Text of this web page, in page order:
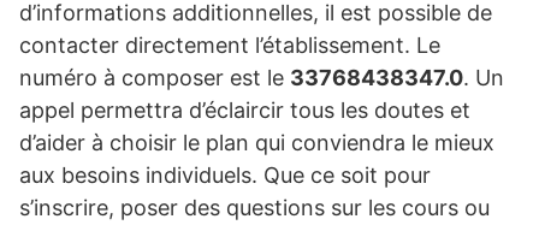
d’informations additionnelles, il est possible de
contacter directement l’établissement. Le
numéro à composer est le 33768438347.0. Un
appel permettra d’éclaircir tous les doutes et
d’aider à choisir le plan qui conviendra le mieux
aux besoins individuels. Que ce soit pour
s’inscrire, poser des questions sur les cours ou